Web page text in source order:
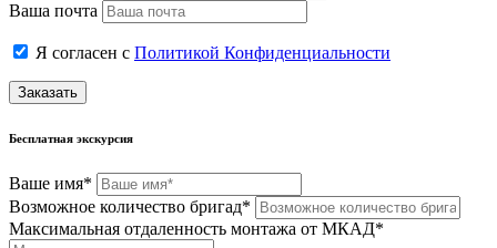
Ваша почта
Я согласен с Политикой Конфиденциальности
Заказать
Бесплатная экскурсия
Ваше имя*
Возможное количество бригад*
Максимальная отдаленность монтажа от МКАД*